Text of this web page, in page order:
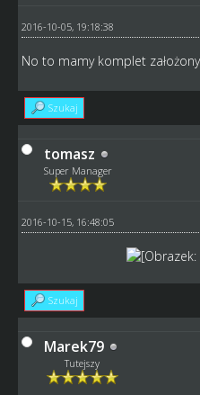
2016-10-05, 19:18:38
No to mamy komplet
Szukaj
tomasz
Super Manager
2016-10-15, 16:48:05
Szukaj
Marek79
Tutejszy